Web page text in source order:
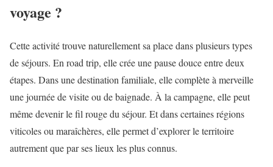
voyage ?
Cette activité trouve naturellement sa place dans plusieurs types
de séjours. En road trip, elle crée une pause douce entre deux
étapes. Dans une destination familiale, elle complète à merveille
une journée de visite ou de baignade. À la campagne, elle peut
même devenir le fil rouge du séjour. Et dans certaines régions
viticoles ou maraîchères, elle permet d’explorer le territoire
autrement que par ses lieux les plus connus.